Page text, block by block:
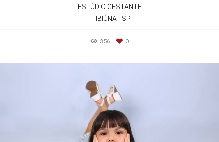
ESTÚDIO GESTANTE
IBIÚNA - SP
356 0